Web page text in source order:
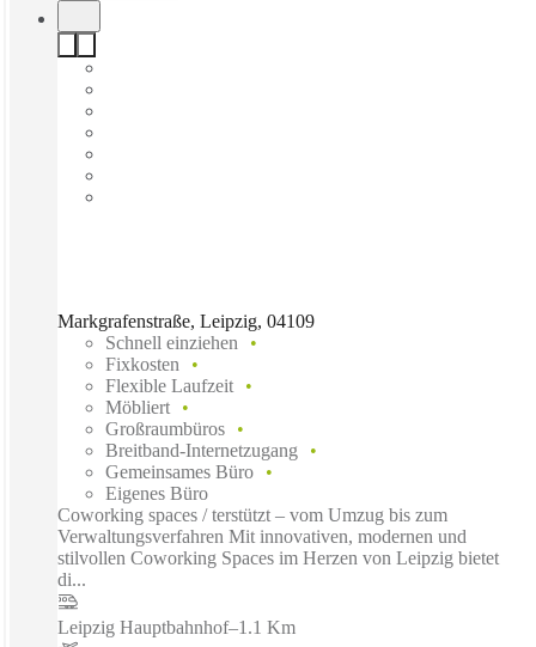
Markgrafenstraße, Leipzig, 04109
Schnell einziehen
Fixkosten
Flexible Laufzeit
Möbliert
Großraumbüros
Breitband-Internetzugang
Gemeinsames Büro
Eigenes Büro
Coworking spaces / terstützt – vom Umzug bis zum
Verwaltungsverfahren Mit innovativen, modernen und
stilvollen Coworking Spaces im Herzen von Leipzig bietet
di...
Leipzig Hauptbahnhof–1.1 Km